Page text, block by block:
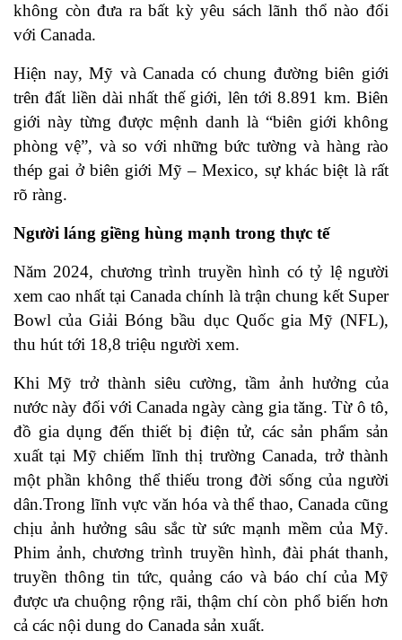
không còn đưa ra bất kỳ yêu sách lãnh thổ nào đối
với Canada.
Hiện nay, Mỹ và Canada có chung đường biên giới
trên đất liền dài nhất thế giới, lên tới 8.891 km. Biên
giới này từng được mệnh danh là “biên giới không
phòng vệ”, và so với những bức tường và hàng rào
thép gai ở biên giới Mỹ – Mexico, sự khác biệt là rất
rõ ràng.
Người láng giềng hùng mạnh trong thực tế
Năm 2024, chương trình truyền hình có tỷ lệ người
xem cao nhất tại Canada chính là trận chung kết Super
Bowl của Giải Bóng bầu dục Quốc gia Mỹ (NFL),
thu hút tới 18,8 triệu người xem.
Khi Mỹ trở thành siêu cường, tầm ảnh hưởng của
nước này đối với Canada ngày càng gia tăng. Từ ô tô,
đồ gia dụng đến thiết bị điện tử, các sản phẩm sản
xuất tại Mỹ chiếm lĩnh thị trường Canada, trở thành
một phần không thể thiếu trong đời sống của người
dân.Trong lĩnh vực văn hóa và thể thao, Canada cũng
chịu ảnh hưởng sâu sắc từ sức mạnh mềm của Mỹ.
Phim ảnh, chương trình truyền hình, đài phát thanh,
truyền thông tin tức, quảng cáo và báo chí của Mỹ
được ưa chuộng rộng rãi, thậm chí còn phổ biến hơn
cả các nội dung do Canada sản xuất.